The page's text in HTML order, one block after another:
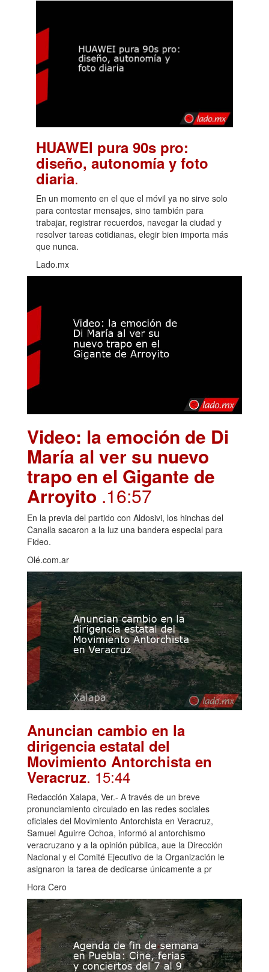
HUAWEI pura 90s pro:
diseño, autonomía y foto
diaria.
En un momento en el que el móvil ya no sirve solo
para contestar mensajes, sino también para
trabajar, registrar recuerdos, navegar la ciudad y
resolver tareas cotidianas, elegir bien importa más
que nunca.
Lado.mx
Video: la emoción de Di
María al ver su nuevo
trapo en el Gigante de
Arroyito .16:57
En la previa del partido con Aldosivi, los hinchas del
Canalla sacaron a la luz una bandera especial para
Fideo.
Olé.com.ar
Anuncian cambio en la
dirigencia estatal del
Movimiento Antorchista en
Veracruz. 15:44
Redacción Xalapa, Ver.- A través de un breve
pronunciamiento circulado en las redes sociales
oficiales del Movimiento Antorchista en Veracruz,
Samuel Aguirre Ochoa, informó al antorchismo
veracruzano y a la opinión pública, aue la Dirección
Nacional y el Comité Ejecutivo de la Organización le
asignaron la tarea de dedicarse únicamente a pr
Hora Cero